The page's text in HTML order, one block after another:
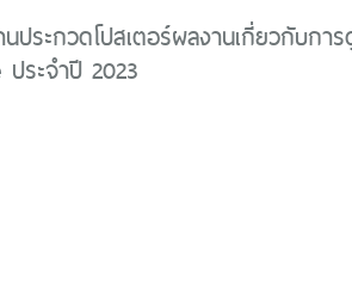
ประกวดโปสเตอร์ผลงานเกี่ยวกับกา
ประจำปี 2023